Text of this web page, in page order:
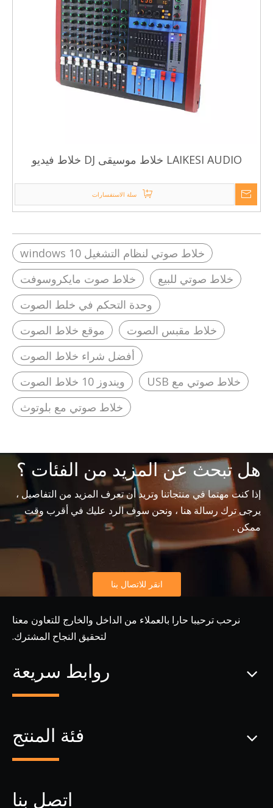
LAIKESI AUDIO خلاط موسيقى DJ خلاط فيديو
سلة الاستفسارات
خلاط صوتي لنظام التشغيل windows 10
خلاط صوت مايكروسوفت
خلاط صوتي للبيع
وحدة التحكم في خلط الصوت
موقع خلاط الصوت
خلاط مقبس الصوت
أفضل شراء خلاط الصوت
ويندوز 10 خلاط الصوت
خلاط صوتي مع USB
خلاط صوتي مع بلوتوث
هل تبحث عن المزيد من الفئات ؟
إذا كنت مهتما في منتجاتنا وتريد أن تعرف المزيد من التفاصيل ،
يرجى ترك رسالة هنا ، ونحن سوف الرد عليك في أقرب وقت
ممكن .
انقر للاتصال بنا
نرحب ترحيبا حارا بالعملاء من الداخل والخارج للتعاون معنا
لتحقيق النجاح المشترك.
روابط سريعة
فئة المنتج
اتصل بنا